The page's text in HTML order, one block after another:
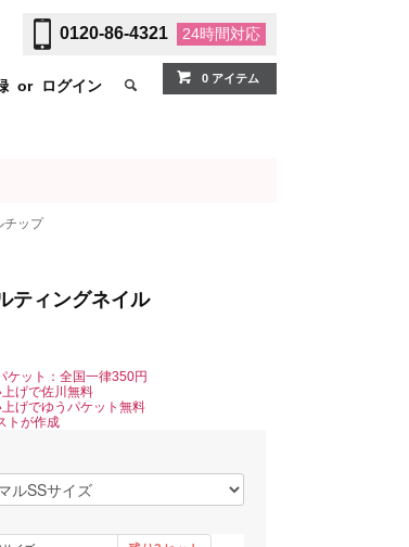
0120-86-4321 24時間対応
or ログイン 0 アイテム
チップ
ティングネイル
ケット：全国一律350円
げで佐川無料
げでゆうパケット無料
トが作成